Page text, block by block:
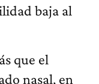
baja al
que el
nasal, en